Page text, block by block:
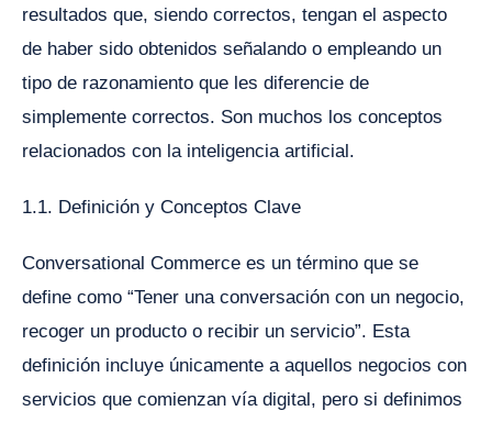
resultados que, siendo correctos, tengan el aspecto
de haber sido obtenidos señalando o empleando un
tipo de razonamiento que les diferencie de
simplemente correctos. Son muchos los conceptos
relacionados con la inteligencia artificial.
1.1. Definición y Conceptos Clave
Conversational Commerce es un término que se
define como “Tener una conversación con un negocio,
recoger un producto o recibir un servicio”. Esta
definición incluye únicamente a aquellos negocios con
servicios que comienzan vía digital, pero si definimos